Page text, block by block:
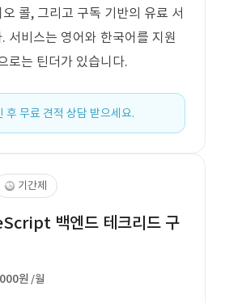
콜, 그리고 구독 기반의 유료 서
서비스는 영어와 한국어를 지원
로는 틴더가 있습니다.
후 무료 견적 상담 받으세요.
기간제
백엔드 테크리드 구
원 /월